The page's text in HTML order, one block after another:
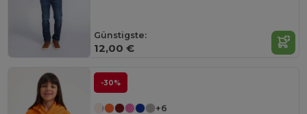
Günstigste:
12,00 €
-30%
+6